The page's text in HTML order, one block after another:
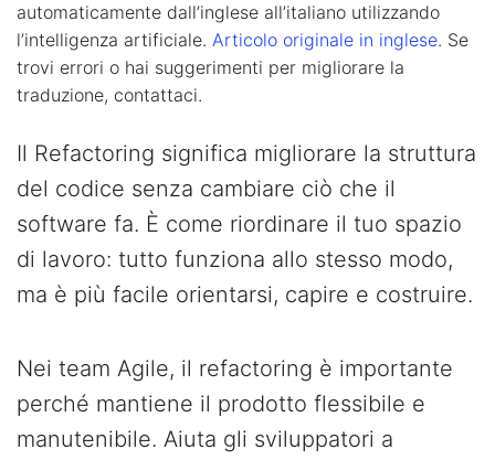
automaticamente dall’inglese all’italiano utilizzando
l’intelligenza artificiale. Articolo originale in inglese. Se
trovi errori o hai suggerimenti per migliorare la
traduzione, contattaci.
Il Refactoring significa migliorare la struttura
del codice senza cambiare ciò che il
software fa. È come riordinare il tuo spazio
di lavoro: tutto funziona allo stesso modo,
ma è più facile orientarsi, capire e costruire.
Nei team Agile, il refactoring è importante
perché mantiene il prodotto flessibile e
manutenibile. Aiuta gli sviluppatori a